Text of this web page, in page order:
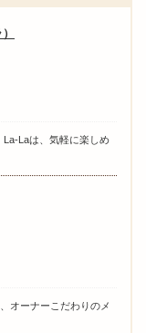
La-Laは、気軽に楽しめ
オーナーこだわりのメ